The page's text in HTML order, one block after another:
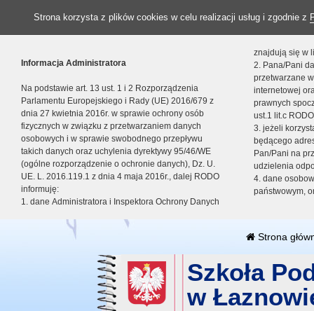
Strona korzysta z plików cookies w celu realizacji usług i zgodnie z
Informacja Administratora
Na podstawie art. 13 ust. 1 i 2 Rozporządzenia
Parlamentu Europejskiego i Rady (UE) 2016/679 z
dnia 27 kwietnia 2016r. w sprawie ochrony osób
fizycznych w związku z przetwarzaniem danych
osobowych i w sprawie swobodnego przepływu
takich danych oraz uchylenia dyrektywy 95/46/WE
(ogólne rozporządzenie o ochronie danych), Dz. U.
UE. L. 2016.119.1 z dnia 4 maja 2016r., dalej RODO
informuję:
1. dane Administratora i Inspektora Ochrony Danych
znajdują się w
2. Pana/Pani
przetwarzane
internetowej
prawnych
ust.1 lit.c
3. jeżeli
będącego
Pan/Pani na
udzielenia
4. dane
państwowym,
Strona
Szkoła
w